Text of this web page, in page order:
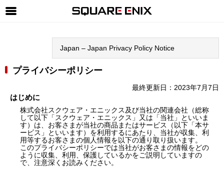
マガジン＆ブックス
グッズ
ストア
メンバーズ
動画
Japan – Japan Privacy Policy Notice
プライバシーポリシー
最終更新日：2023年7月7日
はじめに
株式会社スクウェア・エニックス及び当社の関連会社（総称
して以下「スクウェア・エニックス」又は「当社」といいま
す）は、お客さまが当社の商品またはサービス（以下「本サ
ービス」といいます）を利用するにあたり、当社が収集、利
用等するお客さまの個人情報を以下の通り取り扱います。
このプライバシーポリシーでは当社がお客さまの情報をどの
ように収集、利用、保護しているかをご説明していますの
で、注意深くお読みください。